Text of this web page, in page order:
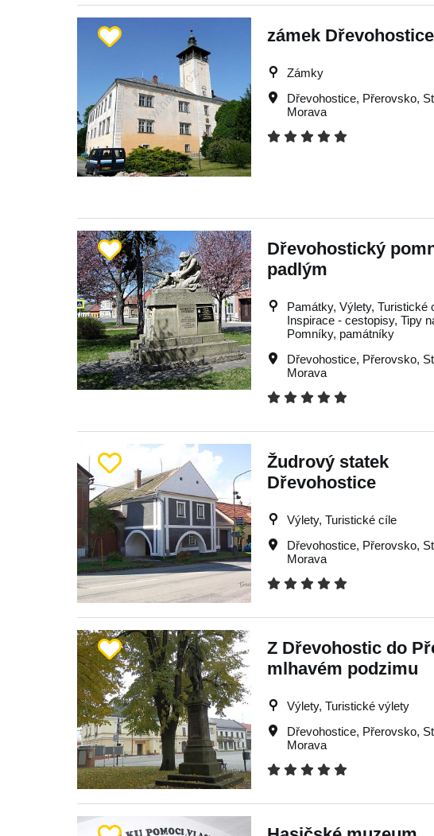
zámek Dřevohostice
Zámky
Dřevohostice, Přerovsko,
Morava
Dřevohostický
padlým
Památky, Výlety, Turistické
Inspirace - cestopisy, Tipy
Pomníky, památníky
Dřevohostice, Přerovsko,
Morava
Žudrový statek
Dřevohostice
Výlety, Turistické cíle
Dřevohostice, Přerovsko,
Morava
Z Dřevohostic do
mlhavém podzimu
Výlety, Turistické výlety
Dřevohostice, Přerovsko,
Morava